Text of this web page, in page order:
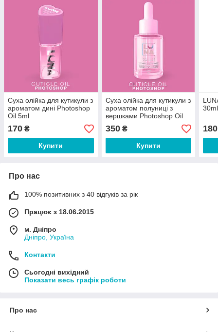
Суха олійка для кутикули з
ароматом дині Photoshop
Oil 5ml
170 ₴
Купити
Суха олійка для кутикули з
ароматом полуниці з
вершками Photoshop Oil
30ml
350₴
Купити
180
Про нас
100% позитивних з 40 відгуків за рік
Працює з 18.06.2015
м. Дніпро
Дніпро, Україна
Контакти
Сьогодні вихідний
Показати весь графік роботи
Про нас